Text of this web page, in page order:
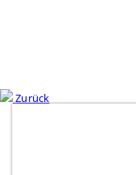
Zurück